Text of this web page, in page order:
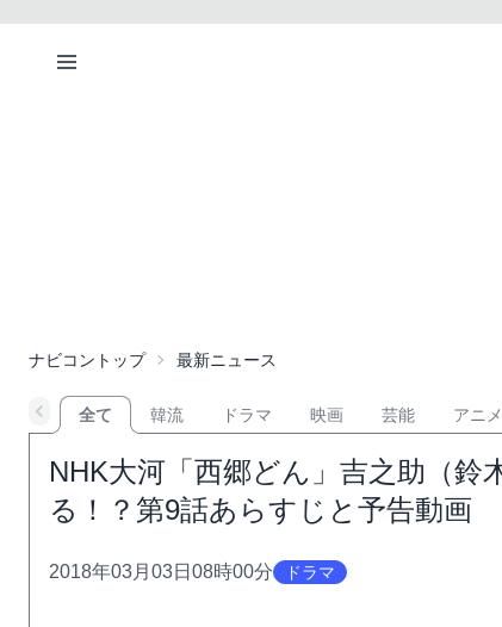
ナビコントップ 最新ニュース
全て 韓流 ドラマ 映画 芸能 アニメ
NHK大河「西郷どん」吉之助（
る！？第9話あらすじと予告動画
2018年03月03日08時00分 ドラマ